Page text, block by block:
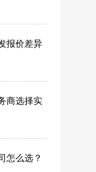
报价差异
路径与售
商选择实
框架
怎么选？